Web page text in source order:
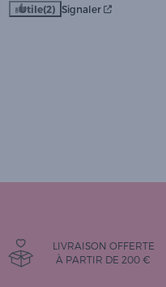
Utile(2) Signaler
LIVRAISON OFFERTE
À PARTIR DE 200 €